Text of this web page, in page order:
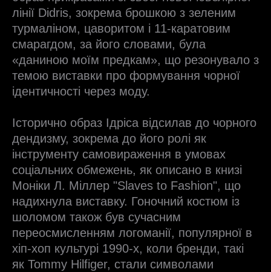
лінії Didris, зокрема брошкою з зеленим
турмаліном, цаворитом і 11-каратовим
смарагдом, за його словами, була
«даниною моїм предкам», що резонувало з
темою виставки про формування чорної
ідентичності через моду.
Історично образ Ідріса відсилав до чорного
дендизму, зокрема до його ролі як
інструменту самовираження в умовах
соціальних обмежень, як описано в книзі
Моніки Л. Міллер "Slaves to Fashion", що
надихнула виставку. Гоночний костюм із
шоломом також був сучасним
переосмисленням логоманії, популярної в
хіп-хоп культурі 1990-х, коли бренди, такі
як Tommy Hilfiger, стали символами